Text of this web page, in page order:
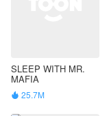
SLEEP WITH MR.
MAFIA
 25.7M